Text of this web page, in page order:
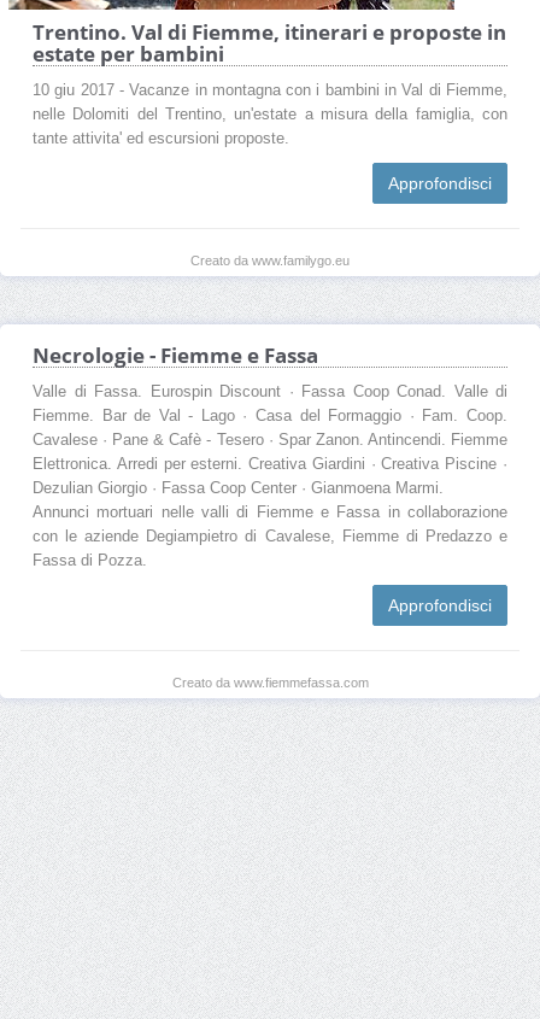
Trentino. Val di Fiemme, itinerari e proposte in
estate per bambini
10 giu 2017 - Vacanze in montagna con i bambini in Val di Fiemme,
nelle Dolomiti del Trentino, un'estate a misura della famiglia, con
tante attivita' ed escursioni proposte.
Approfondisci
Creato da www.familygo.eu
Necrologie - Fiemme e Fassa
Valle di Fassa. Eurospin Discount · Fassa Coop Conad. Valle di
Fiemme. Bar de Val - Lago · Casa del Formaggio · Fam. Coop.
Cavalese · Pane & Cafè - Tesero · Spar Zanon. Antincendi. Fiemme
Elettronica. Arredi per esterni. Creativa Giardini · Creativa Piscine ·
Dezulian Giorgio · Fassa Coop Center · Gianmoena Marmi.
Annunci mortuari nelle valli di Fiemme e Fassa in collaborazione
con le aziende Degiampietro di Cavalese, Fiemme di Predazzo e
Fassa di Pozza.
Approfondisci
Creato da www.fiemmefassa.com